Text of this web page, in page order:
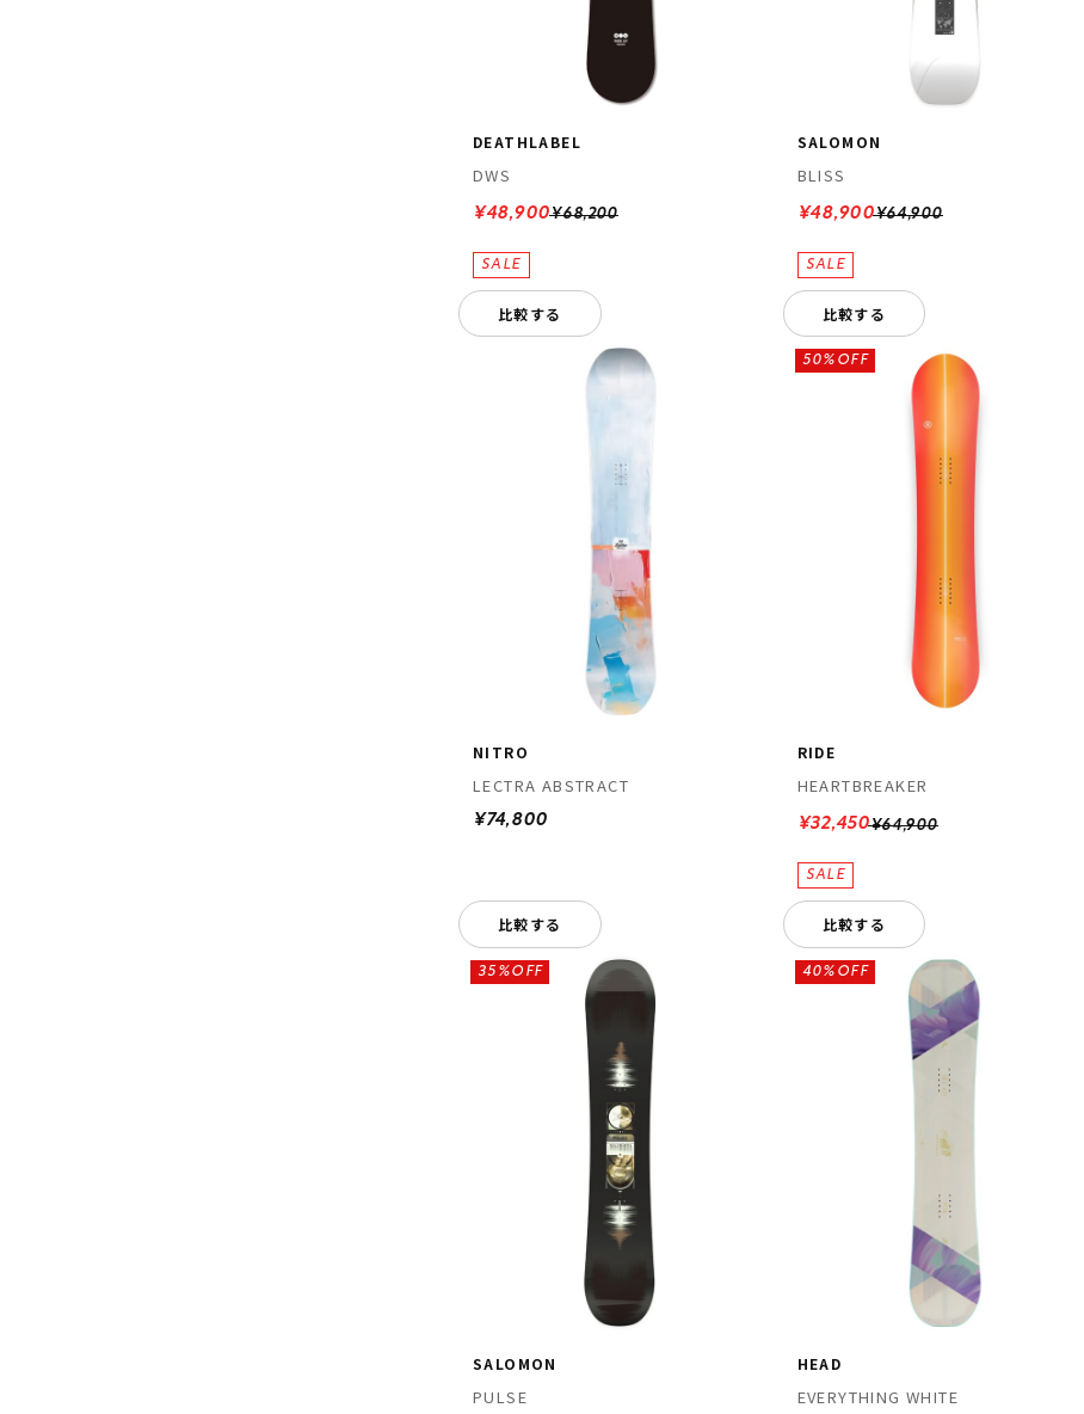
DEATHLABEL
DWS
¥68,200
¥48,900
比較する
SALOMON
BLISS
¥64,900
¥48,900
比較する
NITRO
LECTRA ABSTRACT
¥74,800
比較する
RIDE
HEARTBREAKER
¥64,900
50%OFF
¥32,450
比較する
SALOMON
PULSE
35%OFF
HEAD
EVERYTHING WHITE
40%OFF